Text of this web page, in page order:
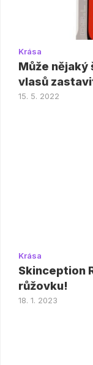
Krása
Může
vlasů
15. 5. 2022
Krása
Skinception
růžovku!
18. 1. 2023